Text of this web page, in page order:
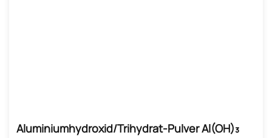
Aluminiumhydroxid/Trihydrat-Pulver Al(OH)₃